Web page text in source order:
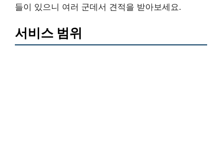
들이 있으니 여러 군데서 견적을 받아보세요.
서비스 범위